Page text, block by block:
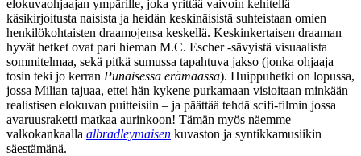
elokuvaohjaajan ympärille, joka yrittää vaivoin kehitellä
käsikirjoitusta naisista ja heidän keskinäisistä suhteistaan omien
henkilökohtaisten draamojensa keskellä. Keskinkertaisen draaman
hyvät hetket ovat pari hieman M.C. Escher‑sävyistä visuaalista
sommitelmaa, sekä pitkä sumussa tapahtuva jakso (jonka ohjaaja
tosin teki jo kerran Punaisessa erämaassa). Huippuhetki on lopussa,
jossa Milian tajuaa, ettei hän kykene purkamaan visioitaan minkään
realistisen elokuvan puitteisiin – ja päättää tehdä scifi-filmin jossa
avaruusraketti matkaa aurinkoon! Tämän myös näemme
valkokankaalla albradleymaisen kuvaston ja syntikkamusiikin
säestämänä.